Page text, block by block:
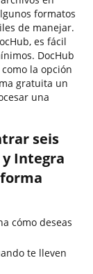
formatos
de manejar.
es fácil
DocHub
la opción
gratuita un
una
seis
Integra
cómo deseas
te lleven